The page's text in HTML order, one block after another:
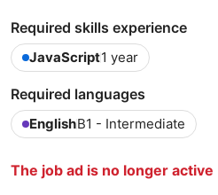
Required skills experience
JavaScript1 year
Required languages
EnglishB1 - Intermediate
The job ad is no longer active